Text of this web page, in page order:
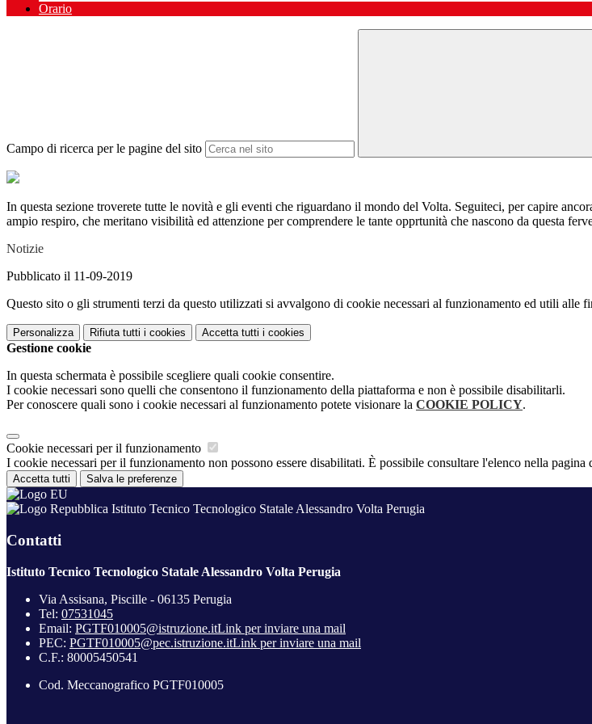
Orario
Campo di ricerca per le pagine del sito
In questa sezione troverete tutte le novità e gli eventi che riguardano il mondo del Volta. Seguiteci, per capire
ampio respiro, che meritano visibilità ed attenzione per comprendere le tante opprtunità che nascono da questa
Notizie
Pubblicato il 11-09-2019
Questo sito o gli strumenti terzi da questo utilizzati si avvalgono di cookie necessari al funzionamento ed utili alle
Personalizza Rifiuta tutti i cookies Accetta tutti i cookies
Gestione cookie
In questa schermata è possibile scegliere quali cookie consentire.
I cookie necessari sono quelli che consentono il funzionamento della piattaforma e non è possibile disabilitarli.
Per conoscere quali sono i cookie necessari al funzionamento potete visionare la COOKIE POLICY.
Cookie necessari per il funzionamento
I cookie necessari per il funzionamento non possono essere disabilitati. È possibile consultare l'elenco nella pagina
Accetta tutti Salva le preferenze
Istituto Tecnico Tecnologico Statale Alessandro Volta Perugia
Contatti
Istituto Tecnico Tecnologico Statale Alessandro Volta Perugia
Via Assisana, Piscille - 06135 Perugia
Tel: 07531045
Email: PGTF010005@istruzione.itLink per inviare una mail
PEC: PGTF010005@pec.istruzione.itLink per inviare una mail
C.F.: 80005450541
Cod. Meccanografico PGTF010005